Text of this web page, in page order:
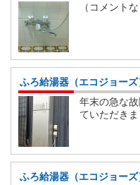
（コメント
ふろ給湯器（エコジョー
年末の急な
ていただきま
ふろ給湯器（エコジョー